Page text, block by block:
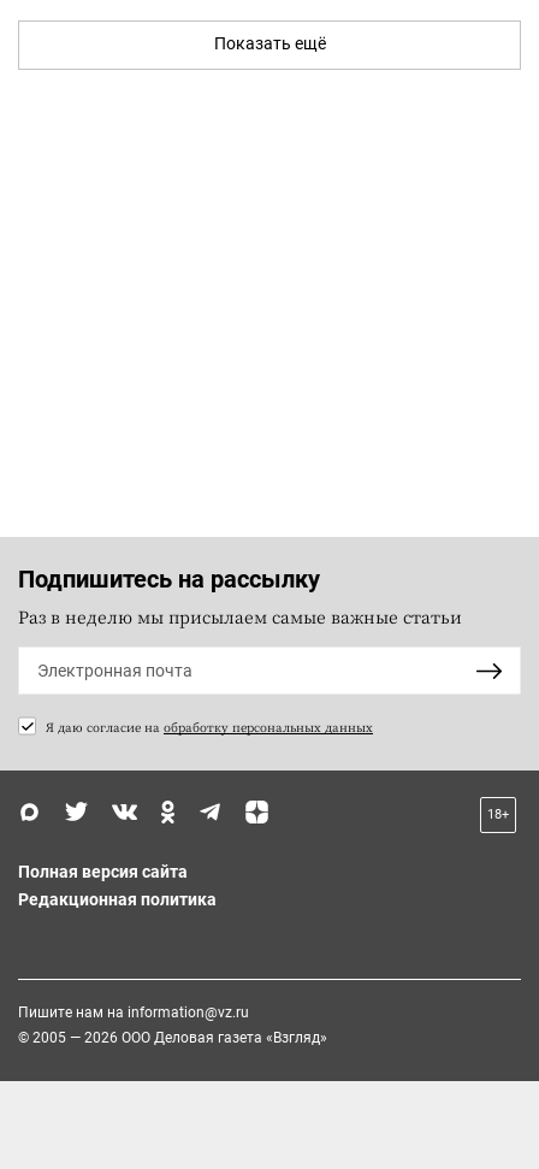
Показать ещё
Подпишитесь на рассылку
Раз в неделю мы присылаем самые важные статьи
Я даю согласие на обработку персональных данных
18+
Полная версия сайта
Редакционная политика
Пишите нам на information@vz.ru
© 2005 — 2026 ООО Деловая газета «Взгляд»